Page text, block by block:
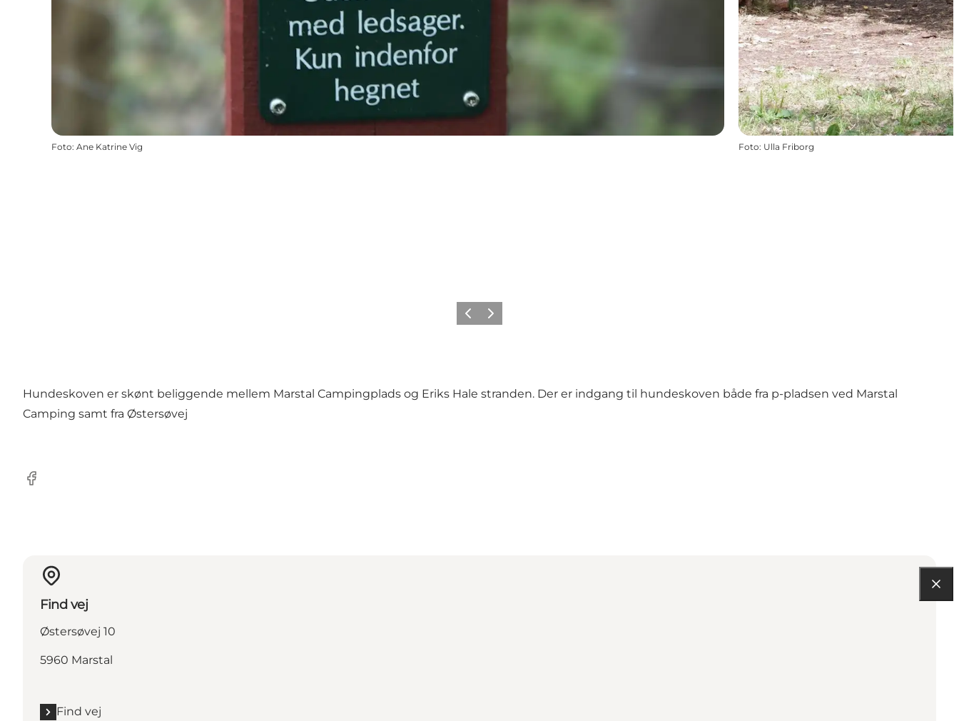
Foto: Ane Katrine Vig Foto: Ulla Friborg
ForrigeNæste
Hundeskoven er skønt beliggende mellem Marstal Campingplads og Eriks Hale stranden. Der er indgang til hundeskoven både fra p-pladsen ved Marstal
Camping samt fra Østersøvej
Facebook
Find vej
Østersøvej 10
5960 Marstal
Find vej